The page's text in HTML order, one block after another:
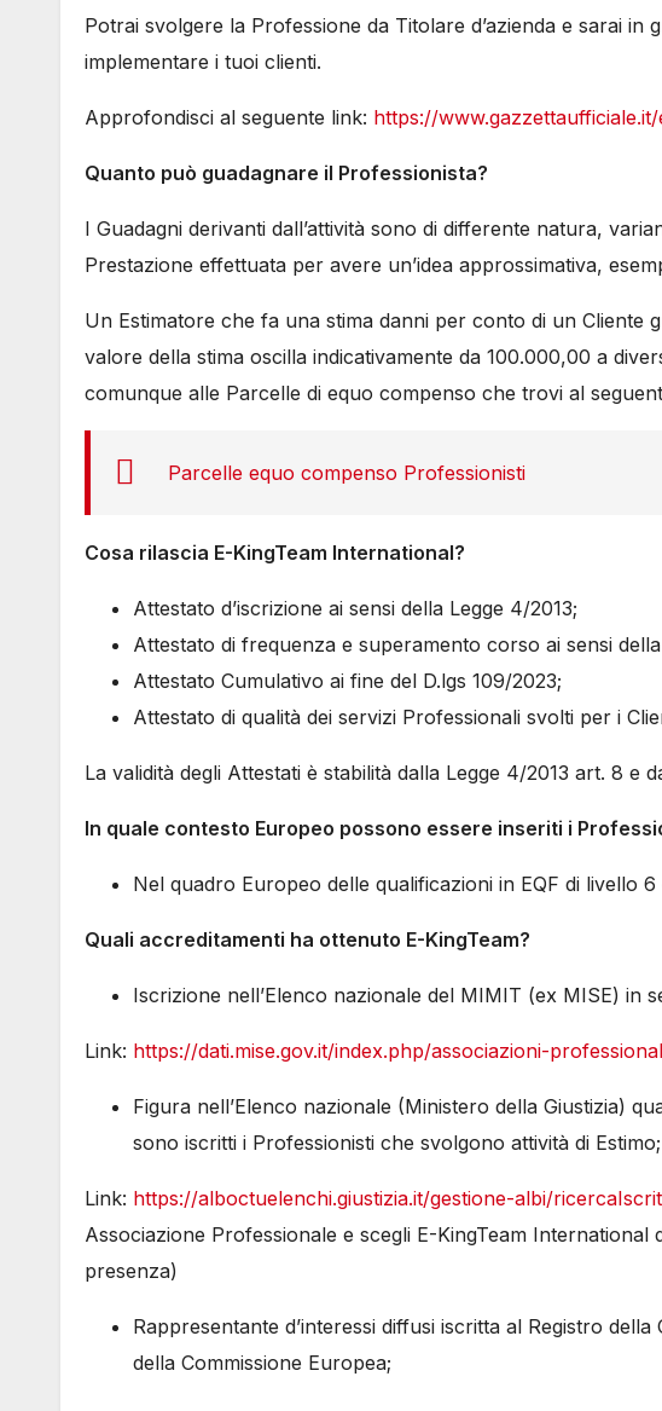
Potrai svolgere la Professione da Titolare d’azienda e sarai in
implementare i tuoi clienti.
Approfondisci al seguente link: https://
Quanto può guadagnare il Professionista?
I Guadagni derivanti dall’attività sono di differente natura,
Prestazione effettuata per avere un’idea approssimativa,
Un Estimatore che fa una stima danni per conto di un Cliente
valore della stima oscilla indicativamente da 100.000,00 a
comunque alle Parcelle di equo compenso che trovi al
Parcelle equo compenso Professionisti
Cosa rilascia E-KingTeam International?
Attestato d’iscrizione ai sensi della Legge 4/2013;
Attestato di frequenza e superamento corso ai sensi
Attestato Cumulativo ai fine del D.lgs 109/2023;
Attestato di qualità dei servizi Professionali svolti per i
La validità degli Attestati è stabilità dalla Legge 4/2013 art. 8 e
In quale contesto Europeo possono essere inseriti i
Nel quadro Europeo delle qualificazioni in EQF di livello 6
Quali accreditamenti ha ottenuto E-KingTeam?
Iscrizione nell’Elenco nazionale del MIMIT (ex MISE) in
Link: https://dati.mise.gov.it/index.php/associazioni-
Figura nell’Elenco nazionale (Ministero della Giustizia)
sono iscritti i Professionisti che svolgono attività di Estimo;
Link: https://alboctuelenchi.giustizia.it/gestione-albi/
Associazione Professionale e scegli E-KingTeam
presenza)
Rappresentante d’interessi diffusi iscritta al Registro
della Commissione Europea;